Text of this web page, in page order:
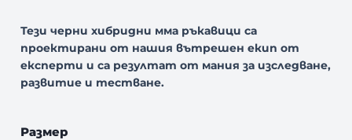
Тези черни хибридни мма ръкавици са
проектирани от нашия вътрешен екип от
експерти и са резултат от мания за изследване,
развитие и тестване.
Размер